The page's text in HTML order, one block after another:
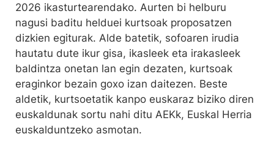
2026 ikasturtearendako. Aurten bi helburu
nagusi baditu helduei kurtsoak proposatzen
dizkien egiturak. Alde batetik, sofoaren irudia
hautatu dute ikur gisa, ikasleek eta irakasleek
baldintza onetan lan egin dezaten, kurtsoak
eraginkor bezain goxo izan daitezen. Beste
aldetik, kurtsoetatik kanpo euskaraz biziko diren
euskaldunak sortu nahi ditu AEKk, Euskal Herria
euskalduntzeko asmotan.